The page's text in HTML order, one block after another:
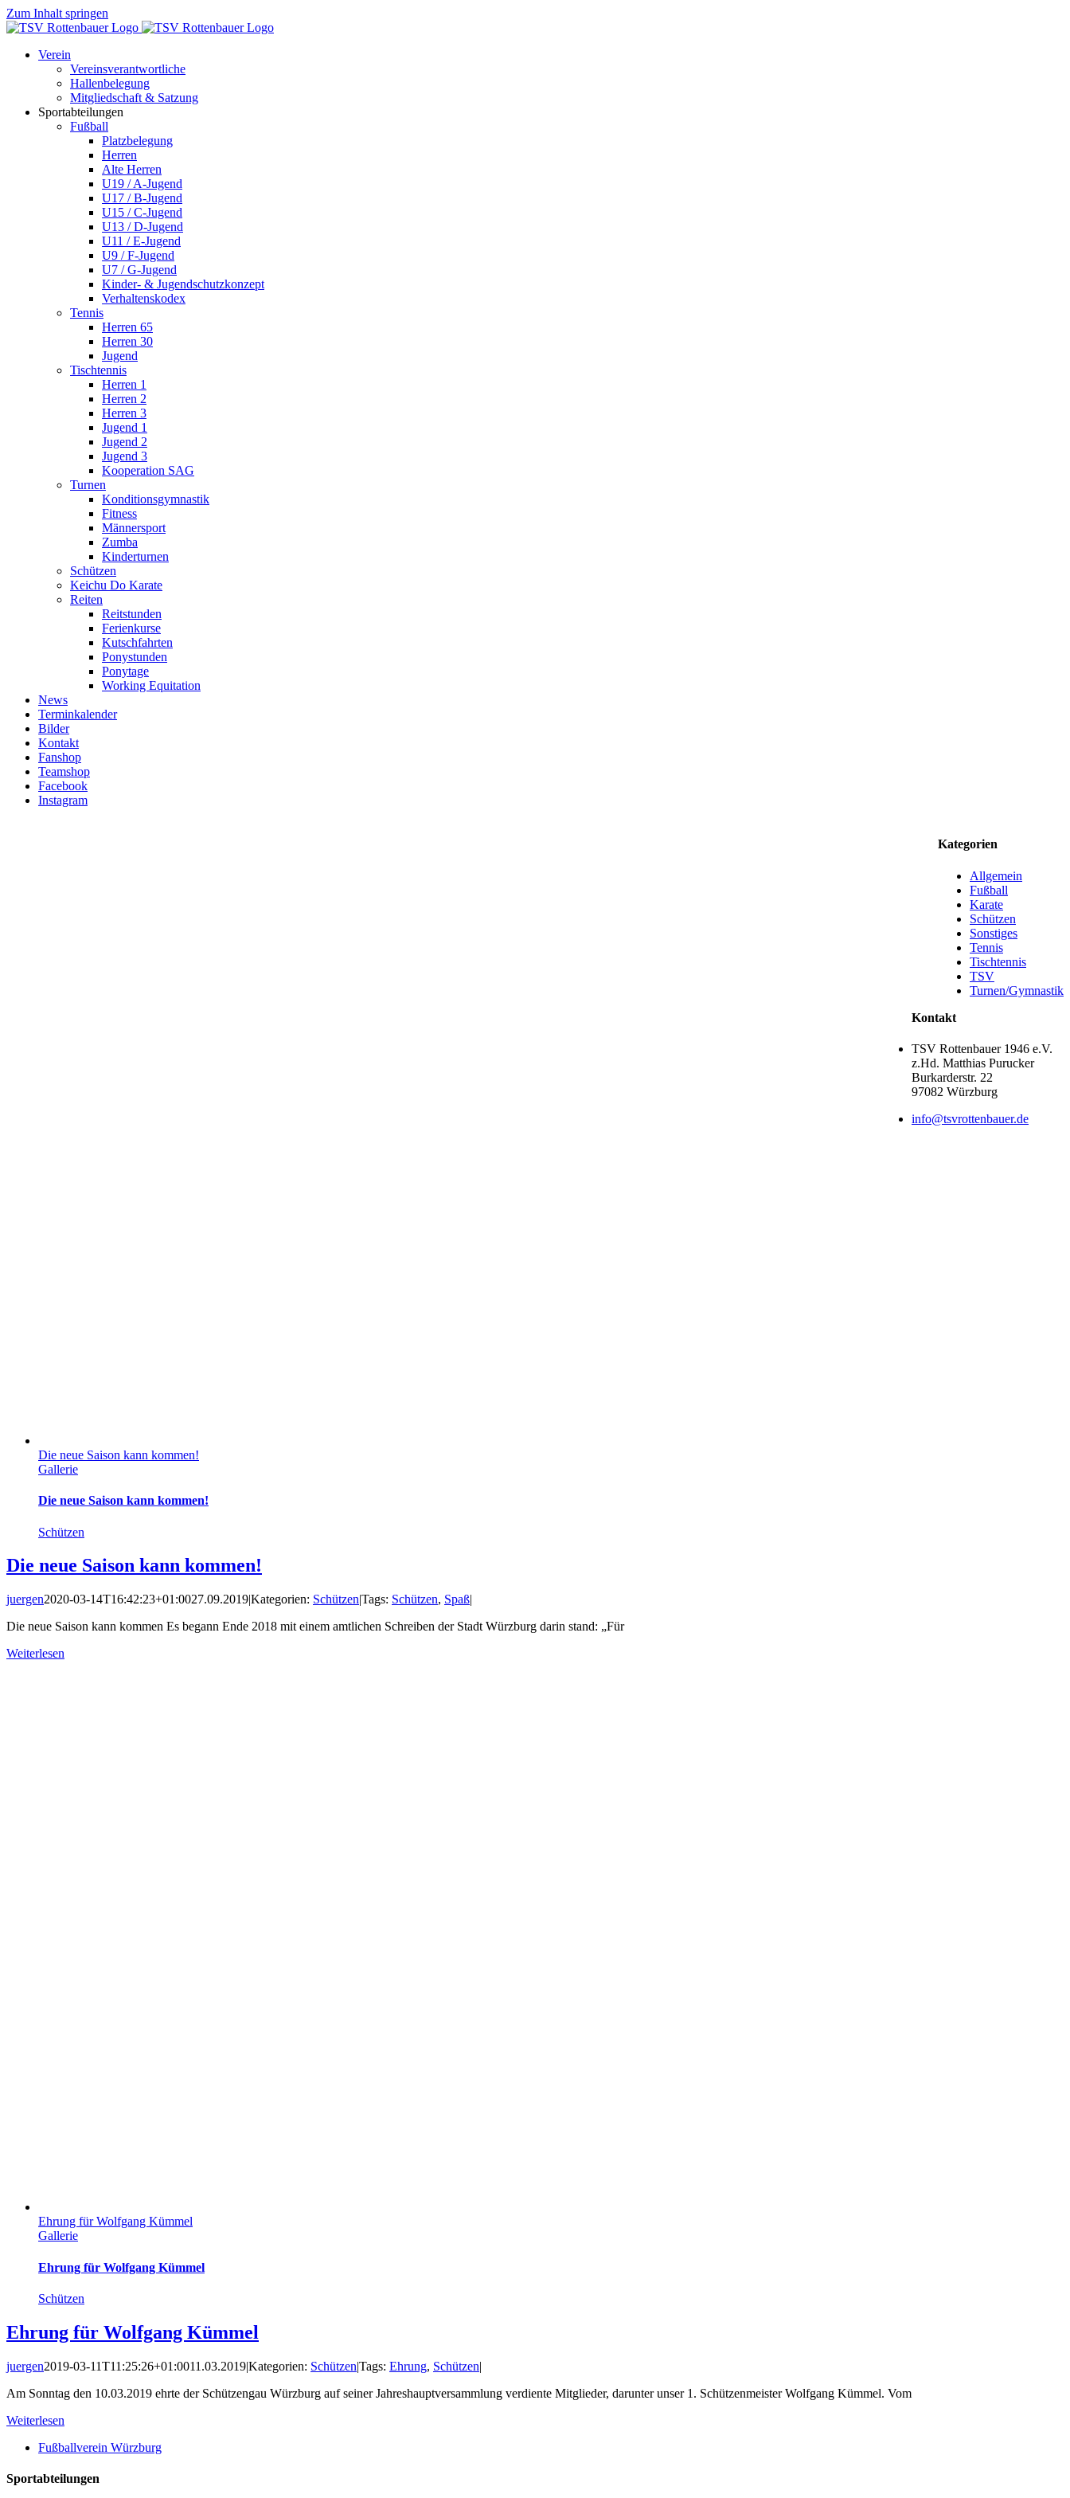
Zum Inhalt springen
Verein
Vereinsverantwortliche
Hallenbelegung
Mitgliedschaft & Satzung
Sportabteilungen
Fußball
Platzbelegung
Herren
Alte Herren
U19 / A-Jugend
U17 / B-Jugend
U15 / C-Jugend
U13 / D-Jugend
U11 / E-Jugend
U9 / F-Jugend
U7 / G-Jugend
Kinder- & Jugendschutzkonzept
Verhaltenskodex
Tennis
Herren 65
Herren 30
Jugend
Tischtennis
Herren 1
Herren 2
Herren 3
Jugend 1
Jugend 2
Jugend 3
Kooperation SAG
Turnen
Konditionsgymnastik
Fitness
Männersport
Zumba
Kinderturnen
Schützen
Keichu Do Karate
Reiten
Reitstunden
Ferienkurse
Kutschfahrten
Ponystunden
Ponytage
Working Equitation
News
Terminkalender
Bilder
Kontakt
Fanshop
Teamshop
Facebook
Instagram
Die neue Saison kann kommen!
Gallerie
Die neue Saison kann kommen!
Schützen
Die neue Saison kann kommen!
juergen2020-03-14T16:42:23+01:0027.09.2019|Kategorien: Schützen|Tags: Schützen, Spaß|
Die neue Saison kann kommen Es begann Ende 2018 mit einem amtlichen Schreiben der Stadt Würzburg darin stand: „Für
Weiterlesen
Ehrung für Wolfgang Kümmel
Gallerie
Ehrung für Wolfgang Kümmel
Schützen
Ehrung für Wolfgang Kümmel
juergen2019-03-11T11:25:26+01:0011.03.2019|Kategorien: Schützen|Tags: Ehrung, Schützen|
Am Sonntag den 10.03.2019 ehrte der Schützengau Würzburg auf seiner Jahreshauptversammlung verdiente Mitglieder, darunter unser 1. Schützenmeister Wolfgang Kümmel. Vom
Weiterlesen
Kategorien
Allgemein
Fußball
Karate
Schützen
Sonstiges
Tennis
Tischtennis
TSV
Turnen/Gymnastik
Kontakt
TSV Rottenbauer 1946 e.V.
z.Hd. Matthias Purucker
Burkarderstr. 22
97082 Würzburg
info@tsvrottenbauer.de
Fußballverein Würzburg
Sportabteilungen